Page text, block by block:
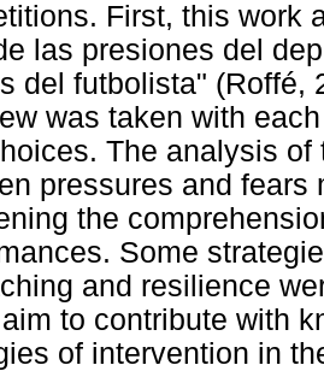
First, this work
las presiones del
del futbolista" (Roffé,
was taken with
The analysis
pressures and
the
Some
and resilience
to contribute with
of intervention in